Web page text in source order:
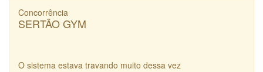
Concorrência
SERTÃO GYM
O sistema estava travando muito dessa vez